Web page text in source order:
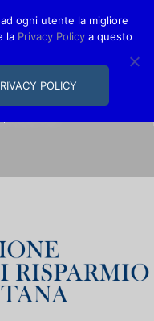
089 230611
ogni utente la migliore
la Privacy Policy a questo
POLICY